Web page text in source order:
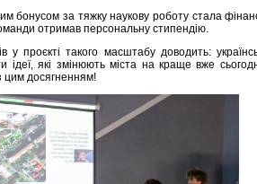
бонусом за тяжку наукову роботу стала
отримав персональну стипендію.
у проєкті такого масштабу доводить:
ідеї, які змінюють міста на краще вже
цим досягненням!